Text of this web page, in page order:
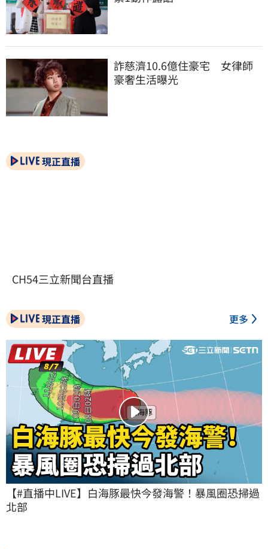
詐慈濟10.6億住豪宅　女律師
豪奢生活曝光
現正直播
CH54三立新聞台直播
現正直播 更多
【#直播中LIVE】白海豚最快今發海警！暴風圈恐掃過
北部